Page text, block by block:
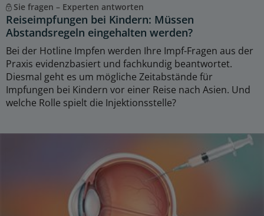
Sie fragen – Experten antworten
Reiseimpfungen bei Kindern: Müssen
Abstandsregeln eingehalten werden?
Bei der Hotline Impfen werden Ihre Impf-Fragen aus der
Praxis evidenzbasiert und fachkundig beantwortet.
Diesmal geht es um mögliche Zeitabstände für
Impfungen bei Kindern vor einer Reise nach Asien. Und
welche Rolle spielt die Injektionsstelle?